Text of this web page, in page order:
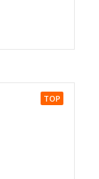
TOP